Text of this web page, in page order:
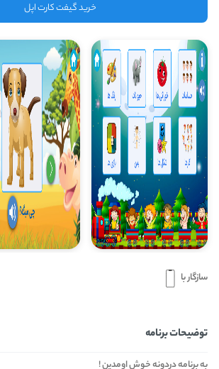
خرید گیفت کارت اپل
سازگار با
توضیحات برنامه
به برنامه دردونه خوش اومدین !